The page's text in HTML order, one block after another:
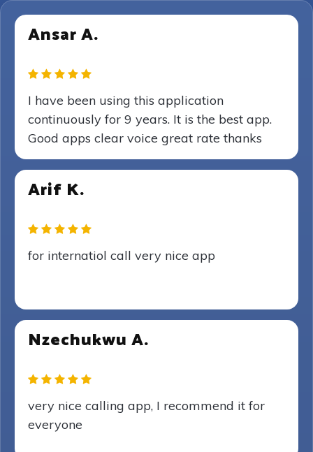
Ansar A.
I have been using this application
continuously for 9 years. It is the best app.
Good apps clear voice great rate thanks
Arif K.
for internatiol call very nice app
Nzechukwu A.
very nice calling app, I recommend it for
everyone